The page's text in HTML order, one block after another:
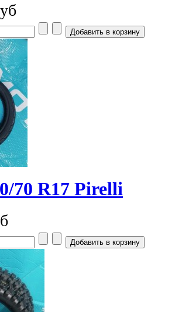
70 R17 Pirelli